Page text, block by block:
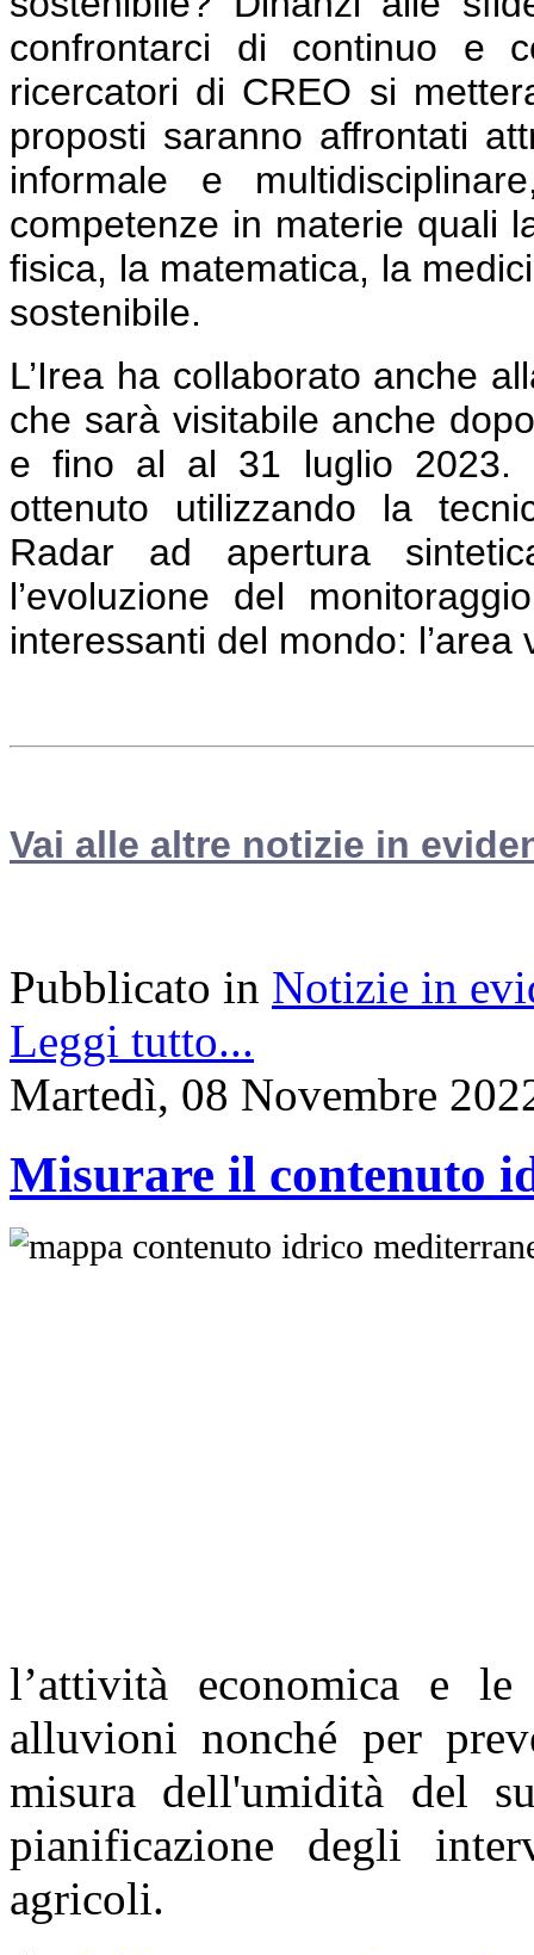
confrontarci di continuo e
ricercatori di CREO si
proposti saranno affrontati
informale e
competenze in materie quali
fisica, la matematica, la
sostenibile.
L’Irea ha collaborato anche
che sarà visitabile anche
e fino al al 31 luglio 2023.
ottenuto utilizzando la
Radar ad apertura
l’evoluzione del
interessanti del mondo:
Vai alle altre notizie in
Pubblicato in Notizie in
Leggi tutto...
Martedì, 08 Novembre
Misurare il contenuto
l’attività economica e
alluvioni nonché per
misura dell'umidità del
pianificazione degli
agricoli.